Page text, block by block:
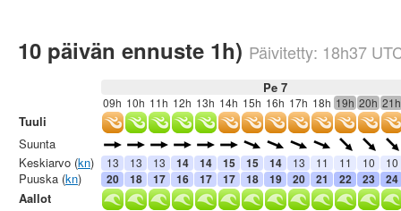
10 päivän ennuste 1h) Päivitetty: 18h37
Pe 7
09h 10h 11h 12h 13h 14h 15h 16h 17h 18h 19h 20h 21h
13 13 13 14 14 15 15 14 13 11 11 10 10
20 18 17 16 17 17 18 19 20 21 22 23 24
Tuuli
Suunta
Keskiarvo (kn)
Puuska (kn)
Aallot